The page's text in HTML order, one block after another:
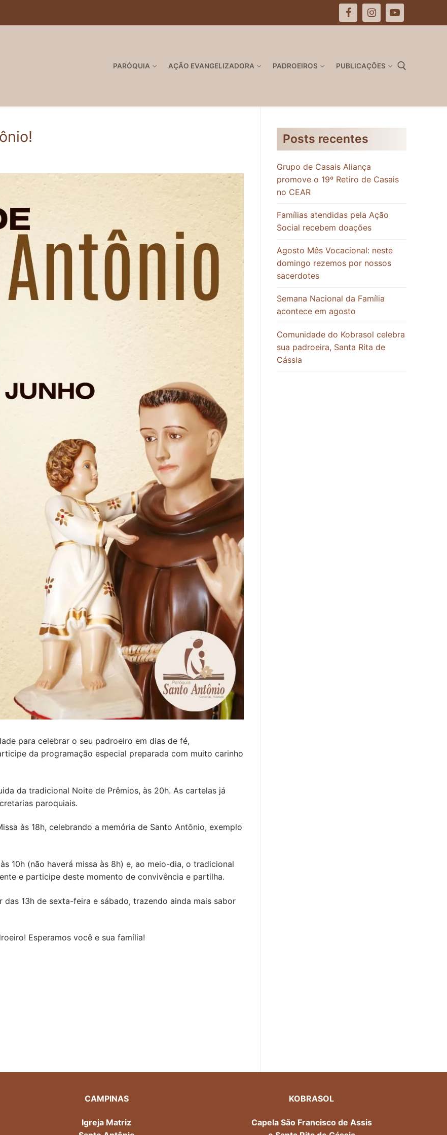
PARÓQUIA AÇÃO EVANGELIZADORA PADROEIROS PUBLICAÇÕES
Pesquisar por:
para celebrar o seu padroeiro em dias de fé,
da programação especial preparada com muito carinho
da tradicional Noite de Prêmios, às 20h. As cartelas já
paroquiais.
às 18h, celebrando a memória de Santo Antônio, exemplo
10h (não haverá missa às 8h) e, ao meio-dia, o tradicional
e participe deste momento de convivência e partilha.
13h de sexta-feira e sábado, trazendo ainda mais sabor
Esperamos você e sua família!
Posts recentes
Grupo de Casais Aliança
promove o 19º Retiro de Casais
no CEAR
Famílias atendidas pela Ação
Social recebem doações
Agosto Mês Vocacional: neste
domingo rezemos por nossos
sacerdotes
Semana Nacional da Família
acontece em agosto
Comunidade do Kobrasol celebra
sua padroeira, Santa Rita de
Cássia
CAMPINAS
Igreja Matriz
KOBRASOL
Capela São Francisco de Assis